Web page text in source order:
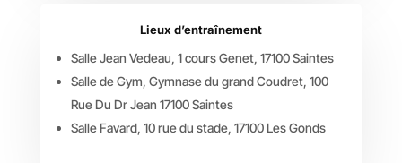
Lieux d’entraînement
Salle Jean Vedeau, 1 cours Genet, 17100 Saintes
Salle de Gym, Gymnase du grand Coudret, 100
Rue Du Dr Jean 17100 Saintes
Salle Favard, 10 rue du stade, 17100 Les Gonds